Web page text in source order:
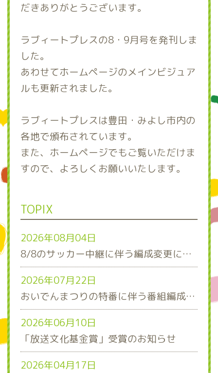
だきありがとうございます。
ラブィートプレスの8・9月号を発刊しま
した。
あわせてホームページのメインビジュア
ルも更新されました。
ラブィートプレスは豊田・みよし市内の
各地で頒布されています。
また、ホームページでもご覧いただけま
すので、よろしくお願いいたします。
TOPIX
2026年08月04日
8/8のサッカー中継に伴う編成変更について
2026年07月22日
おいでんまつりの特番に伴う番組編成について
2026年06月10日
「放送文化基金賞」受賞のお知らせ
2026年04月17日